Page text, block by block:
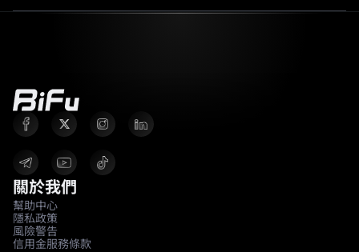
關於我們
幫助中心
隱私政策
風險警告
信用金服務條款